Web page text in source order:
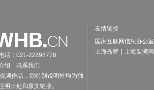
话：021-22898778
绍
联系我们
频作品，除特别说明外均为独
明出处和原文链接。
友情链接
国家互联网信息办公室
上海秀群
上海装潢网